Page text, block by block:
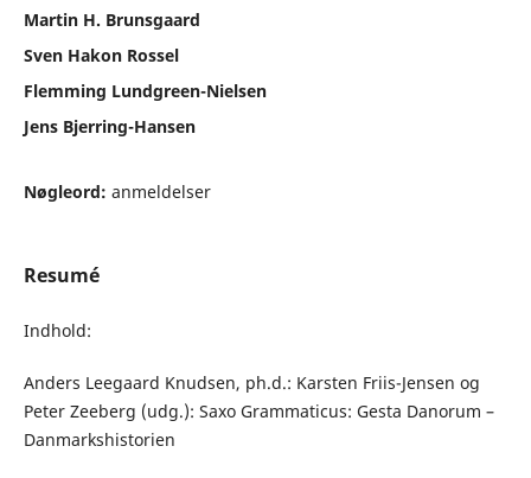
Martin H. Brunsgaard
Sven Hakon Rossel
Flemming Lundgreen-Nielsen
Jens Bjerring-Hansen
Nøgleord: anmeldelser
Resumé
Indhold:
Anders Leegaard Knudsen, ph.d.: Karsten Friis-Jensen og
Peter Zeeberg (udg.): Saxo Grammaticus: Gesta Danorum –
Danmarkshistorien